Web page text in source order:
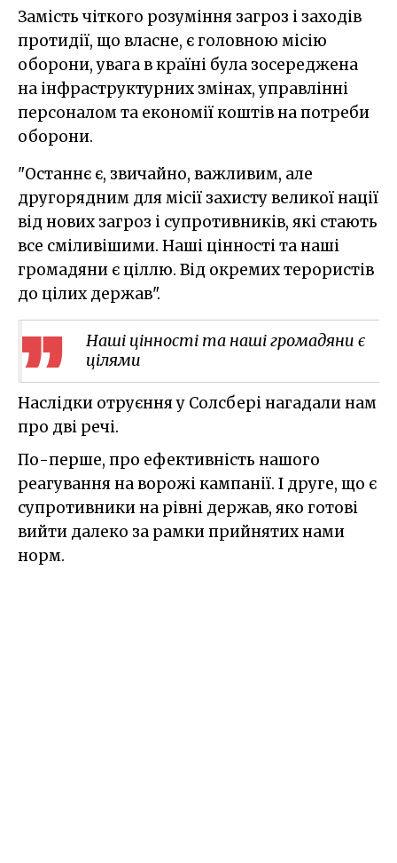
Замість чіткого розуміння загроз і заходів
протидії, що власне, є головною місію
оборони, увага в країні була зосереджена
на інфраструктурних змінах, управлінні
персоналом та економії коштів на потреби
оборони.
"Останнє є, звичайно, важливим, але
другорядним для місії захисту великої нації
від нових загроз і супротивників, які стають
все сміливішими. Наші цінності та наші
громадяни є ціллю. Від окремих терористів
до цілих держав".
Наші цінності та наші громадяни є
цілями
Наслідки отруєння у Солсбері нагадали нам
про дві речі.
По-перше, про ефективність нашого
реагування на ворожі кампанії. І друге, що є
супротивники на рівні держав, яко готові
вийти далеко за рамки прийнятих нами
норм.